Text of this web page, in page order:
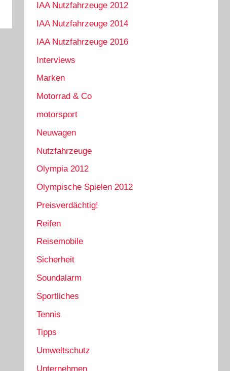
IAA Nutzfahrzeuge 2012
IAA Nutzfahrzeuge 2014
IAA Nutzfahrzeuge 2016
Interviews
Marken
Motorrad & Co
motorsport
Neuwagen
Nutzfahrzeuge
Olympia 2012
Olympische Spielen 2012
Preisverdächtig!
Reifen
Reisemobile
Sicherheit
Soundalarm
Sportliches
Tennis
Tipps
Umweltschutz
Unternehmen